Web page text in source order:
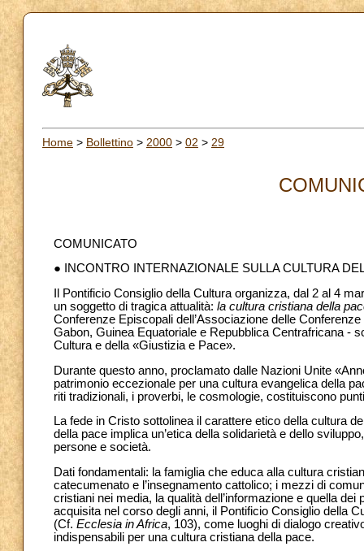
Home > Bollettino > 2000 > 02 > 29
COMUNICATO
● INCONTRO INTERNAZIONALE SULLA CULTURA
Il Pontificio Consiglio della Cultura organizza, dal 2 al 4
un soggetto di tragica attualità: la cultura cristiana della
Conferenze Episcopali dell’Associazione delle
Gabon, Guinea Equatoriale e Repubblica Centrafricana -
Cultura e della «Giustizia e Pace».
Durante questo anno, proclamato dalle Nazioni Unite
patrimonio eccezionale per una cultura evangelica della
riti tradizionali, i proverbi, le cosmologie, costituiscono
La fede in Cristo sottolinea il carattere etico della cultura
della pace implica un’etica della solidarietà e dello
persone e società.
Dati fondamentali: la famiglia che educa alla cultura
catecumenato e l’insegnamento cattolico; i mezzi di
cristiani nei media, la qualità dell’informazione e quella
acquisita nel corso degli anni, il Pontificio Consiglio della
(Cf. Ecclesia in Africa, 103), come luoghi di dialogo
indispensabili per una cultura cristiana della pace.